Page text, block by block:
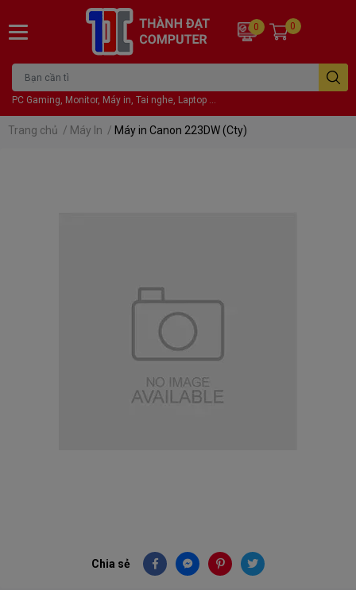
PC Gaming, Monitor, Máy in, Tai nghe, Laptop ...
0 0
Trang chủ / Máy In / Máy in Canon 223DW (Cty)
Chia sẻ